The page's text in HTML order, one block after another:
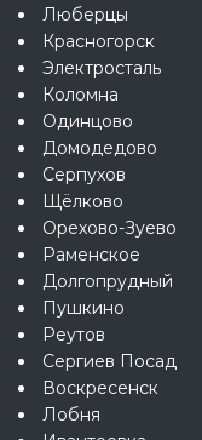
Люберцы
Красногорск
Электросталь
Коломна
Одинцово
Домодедово
Серпухов
Щёлково
Орехово-Зуево
Раменское
Долгопрудный
Пушкино
Реутов
Сергиев Посад
Воскресенск
Лобня